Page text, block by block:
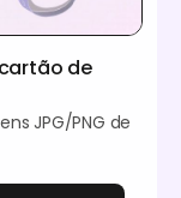
de
JPG/PNG de